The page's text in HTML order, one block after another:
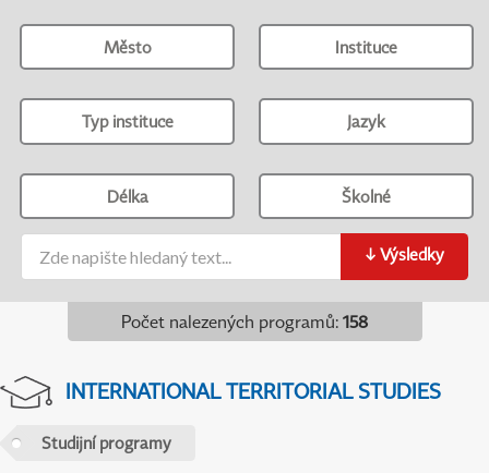
Město Instituce
Typ instituce Jazyk
Délka Školné
↓ Výsledky
Počet nalezených programů: 158
INTERNATIONAL TERRITORIAL STUDIES
Studijní programy